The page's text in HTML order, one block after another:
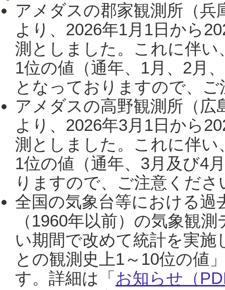
アメダスの郡家観測所（
より、2026年1月1日から
測としました。これに伴い
1位の値（通年、1月、2月
となっておりますので、
アメダスの高野観測所（
より、2026年3月1日から
測としました。これに伴い
1位の値（通年、3月及び4
りますので、ご注意くだ
全国の気象台等における過
（1960年以前）の気象観
い期間で改めて統計を実
との観測史上1～10位の値
す。詳細は「 お知らせ（